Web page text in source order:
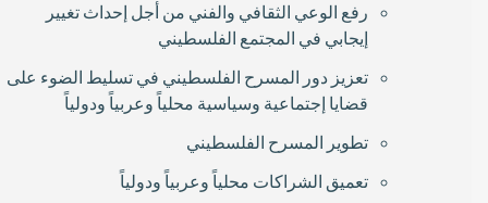
رفع الوعي الثقافي والفني من أجل إحداث تغيير
إيجابي في المجتمع الفلسطيني
تعزيز دور المسرح الفلسطيني في تسليط الضوء على
قضايا إجتماعية وسياسية محلياً وعربياً ودولياً
تطوير المسرح الفلسطيني
تعميق الشراكات محلياً وعربياً ودولياً